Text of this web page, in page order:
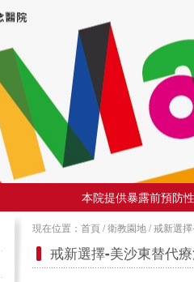
本院提供暴露前預防
現在位置： 首頁/衛教園地/戒新選
戒新選擇-美沙東替代